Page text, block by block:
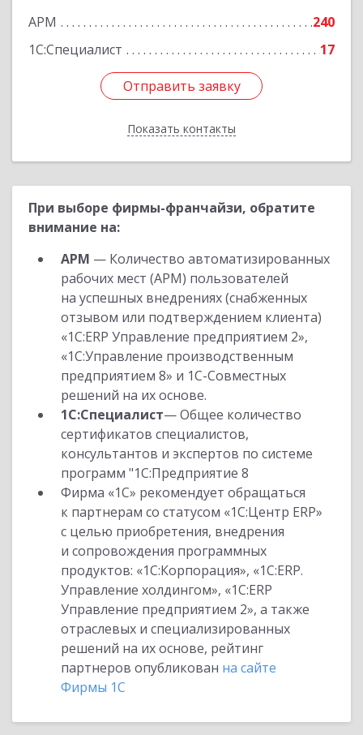
АРМ
240
1С:Специалист
17
Отправить заявку
Показать контакты
Отправить заявку
Назад
При выборе фирмы-франчайзи, обратите
внимание на:
АРМ — Количество автоматизированных
рабочих мест (АРМ) пользователей
на успешных внедрениях (снабженных
отзывом или подтверждением клиента)
«1С:ERP Управление предприятием 2»,
«1С:Управление производственным
предприятием 8» и 1С-Совместных
решений на их основе.
1С:Специалист— Общее количество
сертификатов специалистов,
консультантов и экспертов по системе
программ "1С:Предприятие 8
Фирма «1С» рекомендует обращаться
к партнерам со статусом «1С:Центр ERP»
с целью приобретения, внедрения
и сопровождения программных
продуктов: «1С:Корпорация», «1С:ERP.
Управление холдингом», «1С:ERP
Управление предприятием 2», а также
отраслевых и специализированных
решений на их основе, рейтинг
партнеров опубликован на сайте
Фирмы 1С